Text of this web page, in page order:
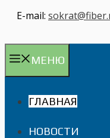
E-mail:
МЕНЮ
ГЛАВНАЯ
НОВОСТИ